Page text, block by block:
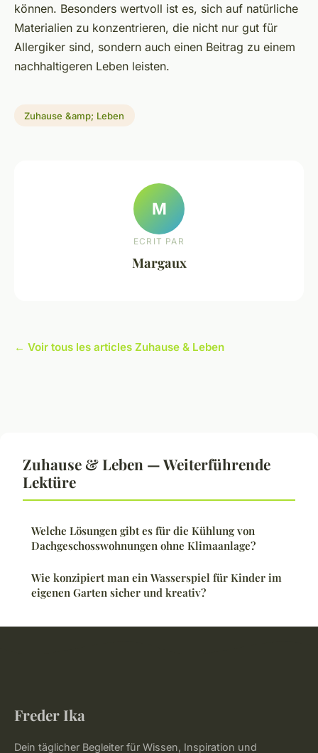
können. Besonders wertvoll ist es, sich auf natürliche
Materialien zu konzentrieren, die nicht nur gut für
Allergiker sind, sondern auch einen Beitrag zu einem
nachhaltigeren Leben leisten.
Zuhause &amp; Leben
M
ECRIT PAR
Margaux
← Voir tous les articles Zuhause & Leben
Zuhause & Leben — Weiterführende
Lektüre
Welche Lösungen gibt es für die Kühlung von
Dachgeschosswohnungen ohne Klimaanlage?
Wie konzipiert man ein Wasserspiel für Kinder im
eigenen Garten sicher und kreativ?
Freder Ika
Dein täglicher Begleiter für Wissen, Inspiration und